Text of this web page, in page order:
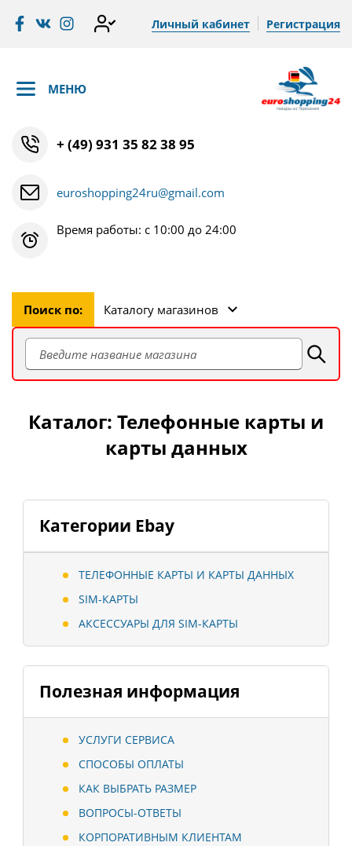
Личный кабинет Регистрация
МЕНЮ
+ (49) 931 35 82 38 95
euroshopping24ru@gmail.com
Время работы: с 10:00 до 24:00
Поиск по: Каталогу магазинов
Категории Ebay
ТЕЛЕФОННЫЕ КАРТЫ И КАРТЫ ДАННЫХ
SIM-КАРТЫ
АКСЕССУАРЫ ДЛЯ SIM-КАРТЫ
Полезная информация
УСЛУГИ СЕРВИСА
СПОСОБЫ ОПЛАТЫ
КАК ВЫБРАТЬ РАЗМЕР
ВОПРОСЫ-ОТВЕТЫ
КОРПОРАТИВНЫМ КЛИЕНТАМ
Каталог: Телефонные карты и
карты данных